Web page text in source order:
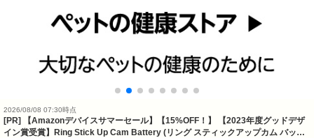
2026/08/08 07:30時点
[PR] 【Amazonデバイスサマーセール】【15%OFF！】 【2023年度グッドデザ
イン賞受賞】Ring Stick Up Cam Battery (リング スティックアップカム バッ…